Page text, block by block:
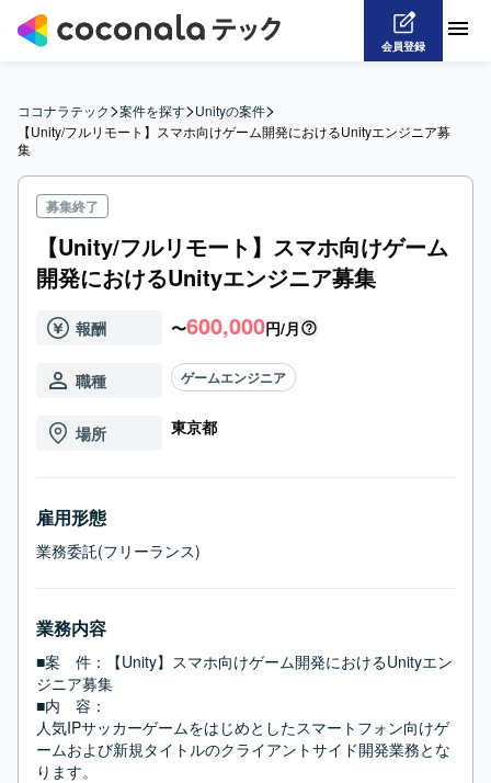
会員登録
ココナラテック>案件を探す>Unityの案件>
【Unity/フルリモート】スマホ向けゲーム開発におけるUnityエンジニア募
集
募集終了
【Unity/フルリモート】スマホ向けゲーム
開発におけるUnityエンジニア募集
報酬 〜600,000円/月
職種 ゲームエンジニア
場所 東京都
雇用形態
業務委託(フリーランス)
業務内容
■案　件：【Unity】スマホ向けゲーム開発におけるUnityエン
ジニア募集
■内　容：
人気IPサッカーゲームをはじめとしたスマートフォン向けゲ
ームおよび新規タイトルのクライアントサイド開発業務とな
ります。